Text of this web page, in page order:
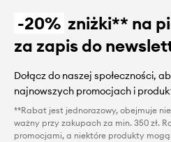
-20% zniżki** na
za zapis do
Dołącz do naszej społeczności,
najnowszych promocjach i
**Rabat jest jednorazowy, obejmuje
ważny przy zakupach za min. 350 zł.
promocjami, a niektóre produkty